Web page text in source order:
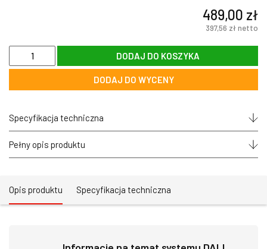
489,00 zł
397,56 złnetto
ilość
Lampa
LED
liniowa
zoomLED®
L1
żółta
DODAJ DO KOSZYKA
DODAJ DO WYCENY
Specyfikacja techniczna
Pełny opis produktu
Opis produktu Specyfikacja techniczna